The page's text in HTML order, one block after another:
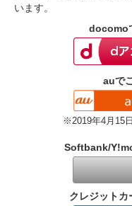
います。
docomo
auで
※2019年4月15
Softbank/
クレジットカ